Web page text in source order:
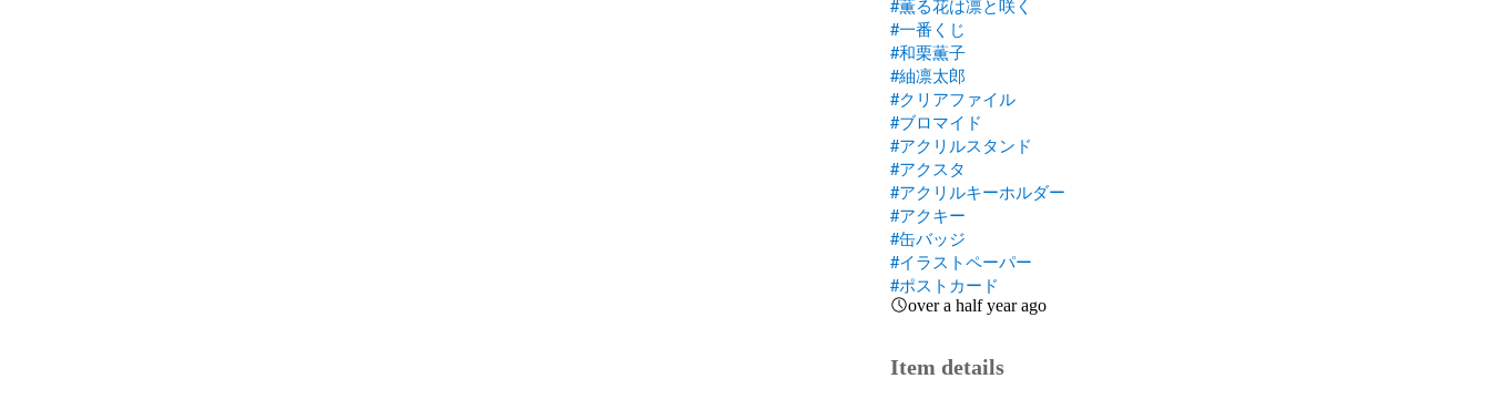
#薫る花は凛と咲く
#一番くじ
#和栗薫子
#紬凛太郎
#クリアファイル
#ブロマイド
#アクリルスタンド
#アクスタ
#アクリルキーホルダー
#アクキー
#缶バッジ
#イラストペーパー
#ポストカード
over a half year ago
Item details